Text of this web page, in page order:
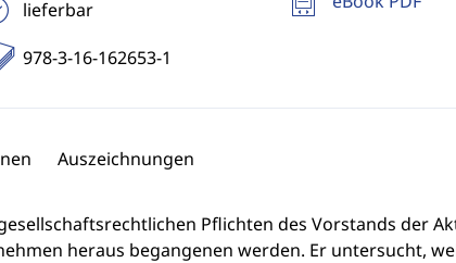
lieferbar
978-3-16-162653-1
Auszeichnungen
Pflichten des Vorstands der
heraus begangenen werden. Er untersucht,